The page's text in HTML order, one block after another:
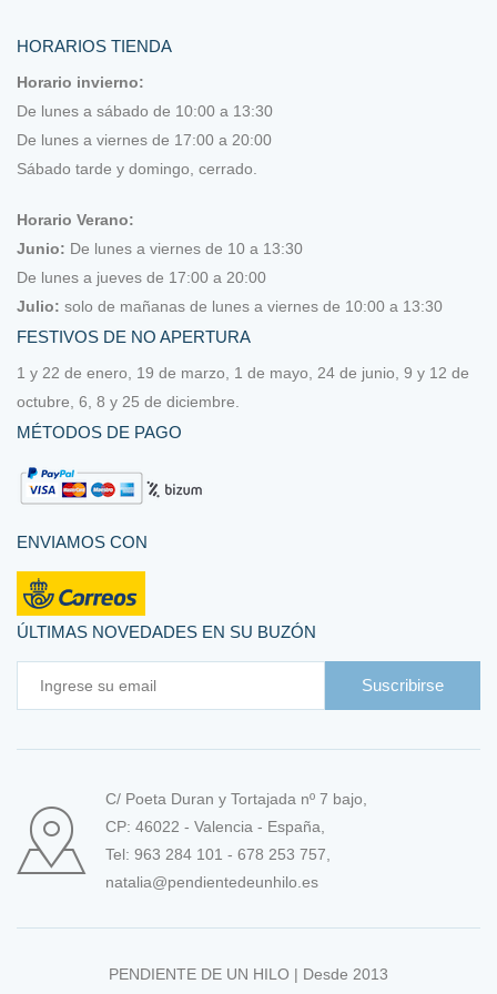
Hilos
Acolchar a mano
Hilo Eco Vita de DMC
Hilo Roselló
Hilo Roselló Lino
Hilo Valdani
Kits y tutoriales de Pendiente de un Hilo
Accesorios tejer y ganchillear
Algodón
Lana
Ofertas
Telas
Country
Franelas
HORARIOS TIENDA
Horario invierno:
De lunes a sábado de 10:00 a 13:30
De lunes a viernes de 17:00 a 20:00
Sábado tarde y domingo, cerrado.
Horario Verano:
Junio: De lunes a viernes de 10 a 13:30
De lunes a jueves de 17:00 a 20:00
Julio: solo de mañanas de lunes a viernes de 10:00 a 13:30
FESTIVOS DE NO APERTURA
1 y 22 de enero, 19 de marzo, 1 de mayo, 24 de junio, 9 y 12 de
octubre, 6, 8 y 25 de diciembre.
MÉTODOS DE PAGO
ENVIAMOS CON
ÚLTIMAS NOVEDADES EN SU BUZÓN
Suscribirse
C/ Poeta Duran y Tortajada nº 7 bajo,
CP: 46022 - Valencia - España,
Tel: 963 284 101 - 678 253 757,
natalia@pendientedeunhilo.es
PENDIENTE DE UN HILO | Desde 2013